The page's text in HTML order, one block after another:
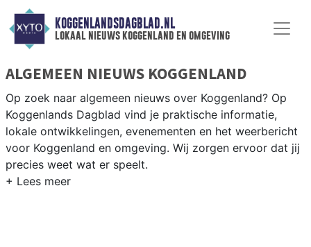
KOGGENLANDSDAGBLAD.NL
lokaal nieuws koggenland en omgeving
ALGEMEEN NIEUWS KOGGENLAND
Op zoek naar algemeen nieuws over Koggenland? Op
Koggenlands Dagblad vind je praktische informatie,
lokale ontwikkelingen, evenementen en het weerbericht
voor Koggenland en omgeving. Wij zorgen ervoor dat jij
precies weet wat er speelt.